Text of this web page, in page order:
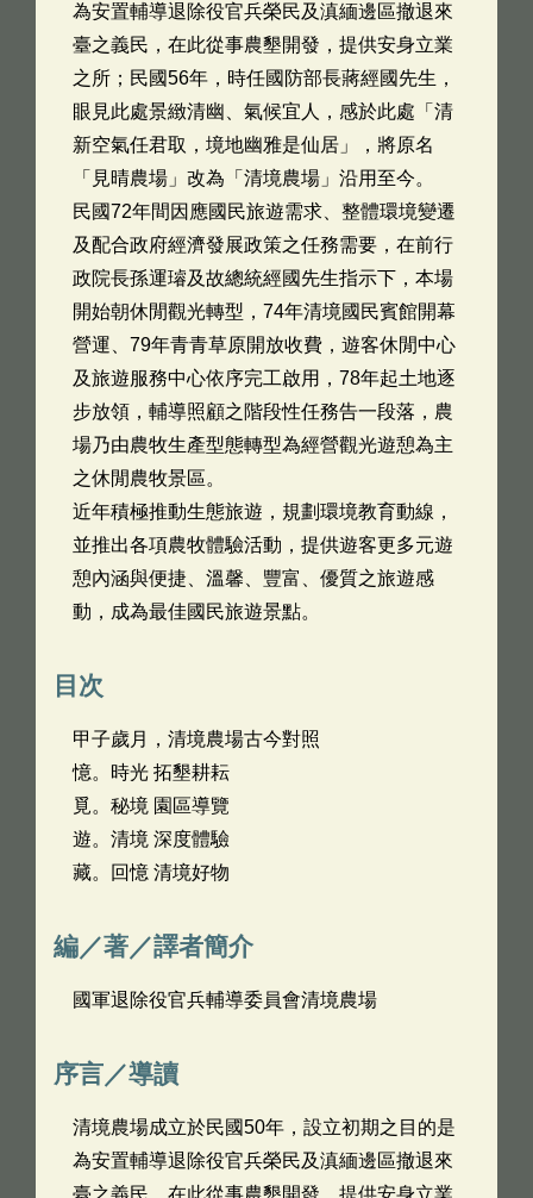
為安置輔導退除役官兵榮民及滇緬邊區撤退來
臺之義民，在此從事農墾開發，提供安身立業
之所；民國56年，時任國防部長蔣經國先生，
眼見此處景緻清幽、氣候宜人，感於此處「清
新空氣任君取，境地幽雅是仙居」，將原名
「見晴農場」改為「清境農場」沿用至今。
民國72年間因應國民旅遊需求、整體環境變遷
及配合政府經濟發展政策之任務需要，在前行
政院長孫運璿及故總統經國先生指示下，本場
開始朝休閒觀光轉型，74年清境國民賓館開幕
營運、79年青青草原開放收費，遊客休閒中心
及旅遊服務中心依序完工啟用，78年起土地逐
步放領，輔導照顧之階段性任務告一段落，農
場乃由農牧生產型態轉型為經營觀光遊憩為主
之休閒農牧景區。
近年積極推動生態旅遊，規劃環境教育動線，
並推出各項農牧體驗活動，提供遊客更多元遊
憩內涵與便捷、溫馨、豐富、優質之旅遊感
動，成為最佳國民旅遊景點。
目次
甲子歲月，清境農場古今對照
憶。時光 拓墾耕耘
覓。秘境 園區導覽
遊。清境 深度體驗
藏。回憶 清境好物
編／著／譯者簡介
國軍退除役官兵輔導委員會清境農場
序言／導讀
清境農場成立於民國50年，設立初期之目的是
為安置輔導退除役官兵榮民及滇緬邊區撤退來
臺之義民，在此從事農墾開發，提供安身立業